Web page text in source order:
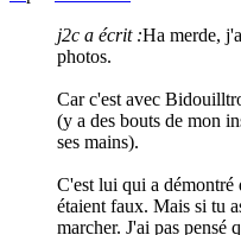
j2c a écrit :Ha merde,
photos.
Car c'est avec
(y a des bouts de mon
ses mains).
C'est lui qui a démontré
étaient faux. Mais si tu
marcher. J'ai pas pensé